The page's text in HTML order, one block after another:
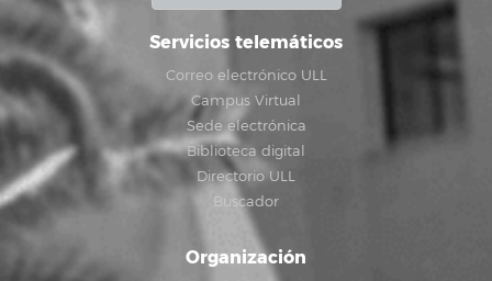
Servicios telemáticos
Correo electrónico ULL
Campus Virtual
Sede electrónica
Biblioteca digital
Directorio ULL
Buscador
Organización